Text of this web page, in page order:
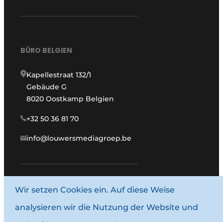
BÜRO BELGIEN
Kapellestraat 132/1
Gebäude G
8020 Oostkamp Belgien
+32 50 36 81 70
info@louwersmediagroep.be
www.louwersmediagroep.com
© 1987–2026 Louwersmediagroep.
Wir setzen Cookies ein. Auf diese Weise
analysieren wir die Nutzung der Website und